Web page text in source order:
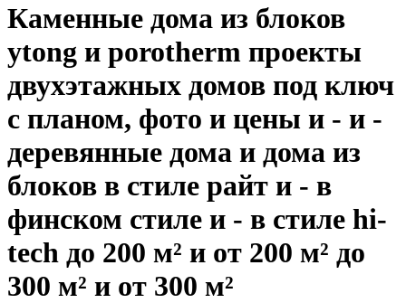
Каменные дома из блоков
ytong и porotherm проекты
двухэтажных домов под ключ
с планом, фото и цены и - и -
деревянные дома и дома из
блоков в стиле райт и - в
финском стиле и - в стиле hi-
tech до 200 м² и от 200 м² до
300 м² и от 300 м²